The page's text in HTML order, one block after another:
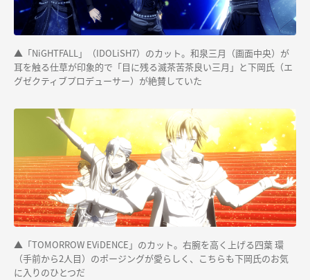
▲「NiGHTFALL」（IDOLiSH7）のカット。和泉三月（画面中央）が
耳を触る仕草が印象的で「目に残る滅茶苦茶良い三月」と下岡氏（エ
グゼクティブプロデューサー）が絶賛していた
▲「TOMORROW EViDENCE」のカット。右腕を高く上げる四葉 環
（手前から2人目）のポージングが愛らしく、こちらも下岡氏のお気
に入りのひとつだ